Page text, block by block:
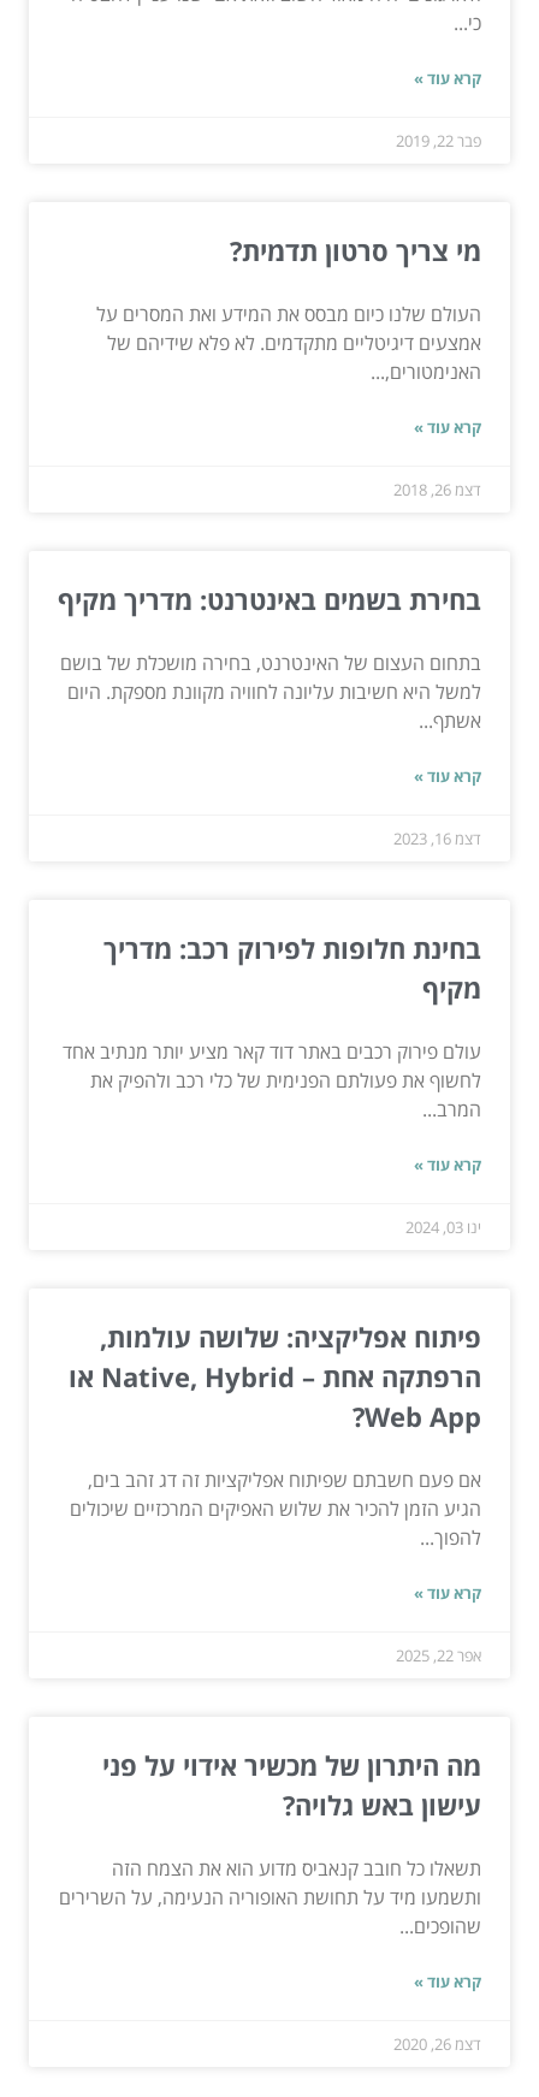
כי...
קרא עוד »
פבר 22, 2019
מי צריך סרטון תדמית?
העולם שלנו כיום מבסס את המידע ואת המסרים על
אמצעים דיגיטליים מתקדמים. לא פלא שידיהם של
האנימטורים,...
קרא עוד »
דצמ 26, 2018
בחירת בשמים באינטרנט: מדריך מקיף
בתחום העצום של האינטרנט, בחירה מושכלת של בושם
למשל היא חשיבות עליונה לחוויה מקוונת מספקת. היום
אשתף...
קרא עוד »
דצמ 16, 2023
בחינת חלופות לפירוק רכב: מדריך
מקיף
עולם פירוק רכבים באתר דוד קאר מציע יותר מנתיב אחד
לחשוף את פעולתם הפנימית של כלי רכב ולהפיק את
המרב...
קרא עוד »
ינו 03, 2024
פיתוח אפליקציה: שלושה עולמות,
הרפתקה אחת – Native, Hybrid או
Web App?
אם פעם חשבתם שפיתוח אפליקציות זה דג זהב בים,
הגיע הזמן להכיר את שלוש האפיקים המרכזיים שיכולים
להפוך...
קרא עוד »
אפר 22, 2025
מה היתרון של מכשיר אידוי על פני
עישון באש גלויה?
תשאלו כל חובב קנאביס מדוע הוא את הצמח הזה
ותשמעו מיד על תחושת האופוריה הנעימה, על השרירים
שהופכים...
קרא עוד »
דצמ 26, 2020